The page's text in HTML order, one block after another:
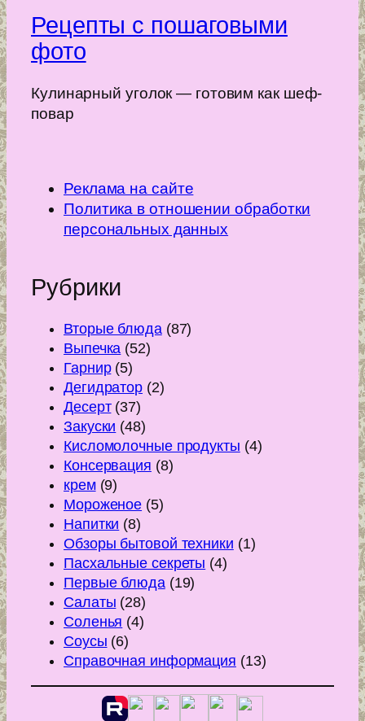
Рецепты с пошаговыми
фото
Кулинарный уголок — готовим как шеф-
повар
Реклама на сайте
Политика в отношении обработки
персональных данных
Рубрики
Вторые блюда(87)
Выпечка (52)
Гарнир(5)
Дегидратор (2)
Десерт(37)
Закуски (48)
Кисломолочные продукты (4)
Консервация (8)
крем(9)
Мороженое (5)
Напитки (8)
Обзоры бытовой техники (1)
Пасхальные секреты (4)
Первые блюда(19)
Салаты (28)
Соленья (4)
Соусы (6)
Справочная информация (13)